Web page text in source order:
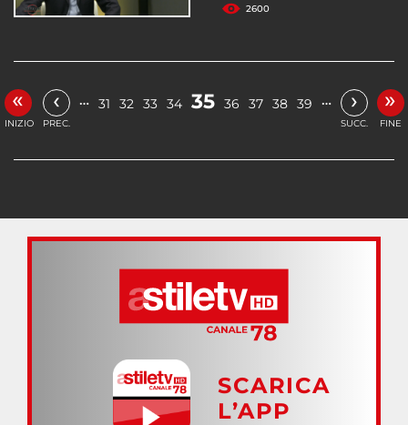
2600
«
INIZIO
‹
PREC.
… 31 32 33 34 35 36 37 38 39 … ›
SUCC.
»
FINE
SCARICA
L’APP